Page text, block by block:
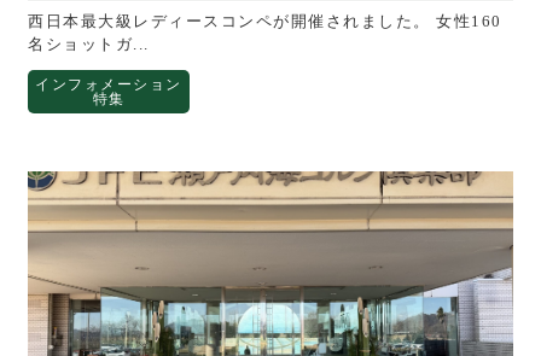
西日本最大級レディースコンペが開催されました。 女性160
名ショットガ...
インフォメーション
特集